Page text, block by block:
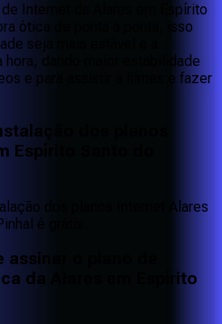
Internet da Alares em Espírito
ótica de ponta a ponta, isso
seja mais estável e a
hora, dando maior estabilidade
e para assistir a filmes e fazer
dos planos
Espírito Santo do
dos planos Internet Alares
é grátis.
o plano de
da Alares em Espírito